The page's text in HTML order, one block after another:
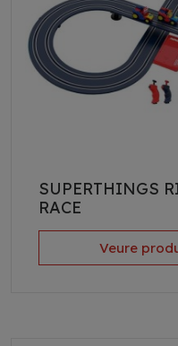
SUPERTHINGS
RACE
Veure